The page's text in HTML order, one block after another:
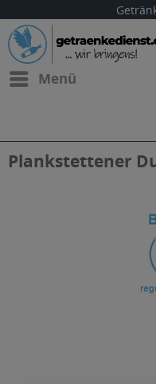
Menü
Plankstettener